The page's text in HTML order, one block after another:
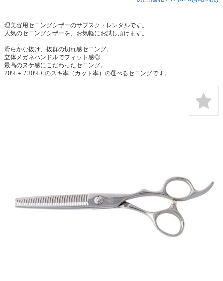
理美容用セニングシザーのサブスク・レンタルです。
人気のセニングシザーを、お気軽にお試し頂けます。
滑らかな抜け、抜群の切れ感セニング。
立体メガネハンドルでフィット感◎
最高のヌケ感にこだわったセニング。
20%＋ / 30%+ のスキ率（カット率）の選べるセニングです。